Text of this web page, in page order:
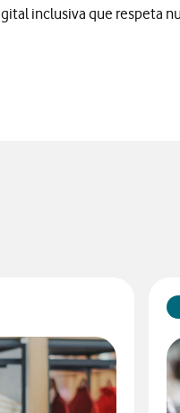
inclusiva que respeta